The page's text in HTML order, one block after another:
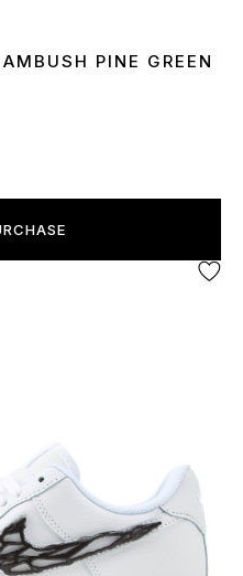
PINE GREEN